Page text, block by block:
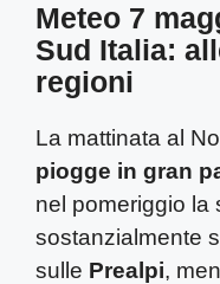
Meteo 7
Sud Italia:
regioni
La mattinata al
piogge in gran
nel pomeriggio la
sostanzialmente
sulle Prealpi,